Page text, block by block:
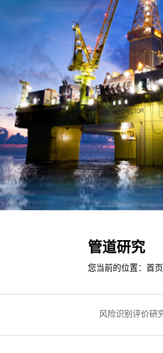
管道研究
您当前的位置： 首页
风险识别评价研究